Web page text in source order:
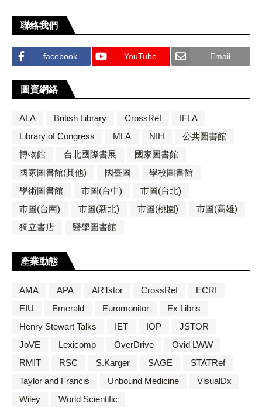
聯絡我們
facebook YouTube Email
圖資網絡
ALA British Library CrossRef
IFLA
Library of Congress
MLA NIH
公共圖書館
博物館
台北國際書展
國家圖書館
國家圖書館(其他)
國臺圖
學校圖書館
學術圖書館
市圖(台中)
市圖(台北)
市圖(台南)
市圖(新北) 市圖(桃園)
市圖(高雄)
獨立書店
醫學圖書館
產業動態
AMA APA ARTstor CrossRef
ECRI
EIU
Emerald Euromonitor
Ex Libris
Henry Stewart Talks
IET IOP
JSTOR
JoVE
Lexicomp OverDrive
Ovid LWW
RMIT
RSC S.Karger SAGE
STATRef
Taylor and Francis
Unbound Medicine
VisualDx
Wiley
World Scientific